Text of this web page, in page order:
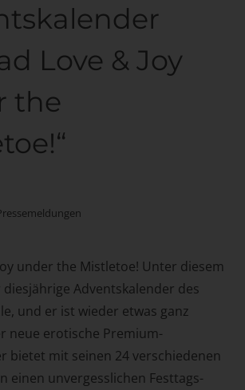
Love & Joy
the
under the Mistletoe! Unter diesem
Adventskalender des
und er ist wieder etwas ganz
neue erotische Premium-
bietet mit seinen 24 verschiedenen
einen unvergesslichen Festtags-